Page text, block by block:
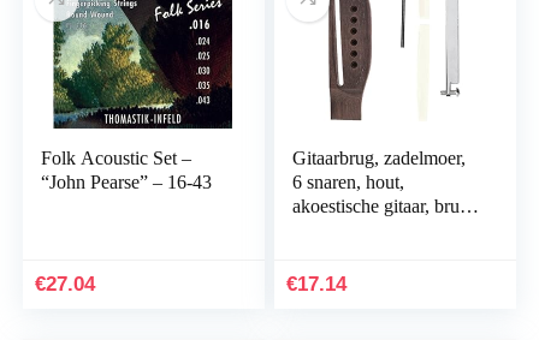
Folk Acoustic Set –
“John Pearse” – 16-43
€27.04
Gitaarbrug, zadelmoer,
6 snaren, hout,
akoestische gitaar, brug,
akoestische
€17.14